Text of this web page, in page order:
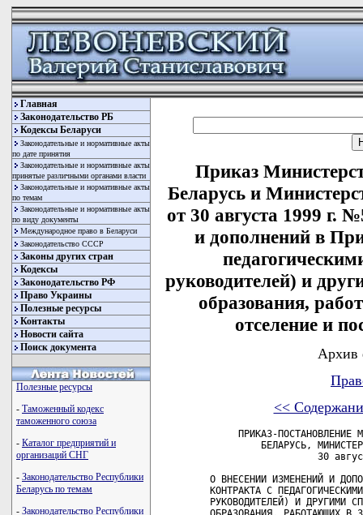
Главная
Законодательство РБ
Кодексы Беларуси
Законодательные и нормативные акты
по дате принятия
Законодательные и нормативные акты
принятые различными органами власти
Законодательные и нормативные акты
по темам
Законодательные и нормативные акты
по виду документы
Международное право в Беларуси
Законодательство СССР
Законы других стран
Кодексы
Законодательство РФ
Право Украины
Полезные ресурсы
Контакты
Новости сайта
Поиск документа
Полезные ресурсы
- Таможенный кодекс
таможенного союза
- Каталог предприятий и
организаций СНГ
- Законодательство Республики
Беларусь по темам
- Законодательство Республики
Приказ
Беларусь и
от 30 августа 1999 г.
и дополнений в
руководителей) и
образования,
отселение и
Архив
<<
ПРИКАЗ-ПОСТАНОВЛЕНИЕ МИНИСТЕРСТВА ОБРАЗОВАНИЯ РЕСПУБЛИКИ
          БЕЛАРУСЬ, МИНИСТЕРСТВА ТРУДА РЕСПУБЛИКИ БЕЛАРУСЬ
                    30 августа 1999 г. N 555/100

 О ВНЕСЕНИИ ИЗМЕНЕНИЙ И ДОПОЛНЕНИЙ В ПРИМЕРНУЮ ФОРМУ
 КОНТРАКТА С ПЕДАГОГИЧЕСКИМИ РАБОТНИКАМИ (ВКЛЮЧАЯ
 РУКОВОДИТЕЛЕЙ) И ДРУГИМИ СПЕЦИАЛИСТАМИ УЧРЕЖДЕНИЙ
 ОБРАЗОВАНИЯ, РАБОТАЮЩИХ В ЗОНАХ С ПРАВОМ НА ОТСЕЛЕНИЕ И
 ПОСЛЕДУЮЩЕГО ОТСЕЛЕНИЯ

     Во исполнение   пункта   3   постановления   Совета   Министров
Республики  Беларусь  от  2  августа 1999 г.  N 1180 "Об утверждении
Примерной формы контракта  нанимателя  с  работником"  (Национальный
реестр правовых актов Республики Беларусь,  1999 г.,  N 62,  5/1417)
Министерство образования Республики Беларусь  и  Министерство  труда
Республики Беларусь приказывают-постановляют:

     1. Внести   в   Примерную  форму  контракта  с  педагогическими
работниками  (включая   руководителей)   и   другими   специалистами
учреждений образования,  работающими в зонах с правом на отселение и
последующего   отселения,    утвержденную    приказом-постановлением
Министерства  образования  Республики  Беларусь и Министерства труда
Республики Беларусь от 31 декабря 1998 г.  N  687/113  (Национальный
реестр правовых актов Республики Беларусь,  1999 г., N 5, 8/4; N 44,
8/365),  изменения  и  дополнения,  утвердив  ее  в  новой  редакции
(прилагается).

     2. Приказ-постановление вступает в силу с 27 сентября 1999 г.

 Министр образования                             Первый заместитель
 Республики Беларусь                             Министра труда
 В.И.СТРАЖЕВ                                     Республики Беларусь
                                                 В.И.ПАВЛОВ

                                            УТВЕРЖДЕНО
                                            Приказ-постановление
                                            Министерства образования
                                            Республики Беларусь,
                                            Министерства труда
                                            Республики Беларусь
                                            30.08.1999 N 555/110

                          ПРИМЕРНАЯ ФОРМА
          контракта с педагогическими работниками (включая
         руководителей) и другими специалистами учреждений
            образования, работающими в зонах с правом на
                 отселение и последующего отселения

 "_____"____________ г.                                    N

 ___________________________________________________________________
                     (наименование учреждения)

 (далее - Наниматель) в лице _______________________________________
                               (фамилия, имя, отчество, должность)

 действующего на основании _________________________________________
                                     (устава, положения)
 и  ________________________________________________________________
                      (фамилия, имя, отчество)
 (далее - Работник)  на  основании  пункта  8  постановления  Совета
 Министров  Республики  Беларусь  от  30  ноября  1998 г.  N 1842 "О
 введении  контрактной  формы  найма   на   работу   педагогических,
 медицинских  и фармацевтических работников (включая руководителей),
 специалистов сельского    и    жилищно-коммунального     хозяйства,
 работников  и  специалистов  системы  потребительской  кооперации в
 районах,  подвергшихся  радиоактивному  загрязнению  в   результате
 аварии  на  Чернобыльской АЭС",  в соответствии с пунктом 1 Декрета
 Президента  Республики  Беларусь  от  26  июля  1999  г.  N  29  "О
 дополнительных   мерах  по  совершенствованию  трудовых  отношений,
 укреплению трудовой и исполнительской  дисциплины"  и  статьей  256
 КЗоТ   Республики   Беларусь   заключили   настоящий   контракт   о
 нижеследующем:

     1. Наниматель принимает _______________________________________
                                    (фамилия, имя, отчество)

 на ________________________________________________________________
              (наименование должности, специальности)

 в _________________________________________________________________
   (место работы, в том числе название структурного подразделения,
             в которое Работник принимается на работу)
 сроком  на  ____  лет  с  "___"  ________ г. по "___" __________ г.

     2. Наниматель поручает,  а